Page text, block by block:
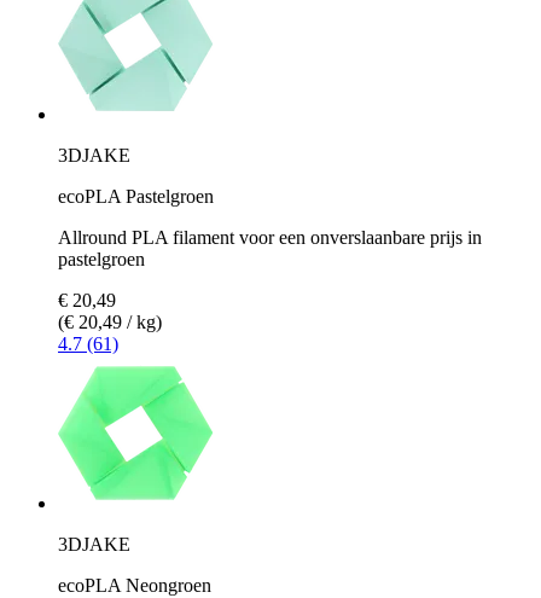
3DJAKE
ecoPLA Pastelgroen
Allround PLA filament voor een onverslaanbare prijs in
pastelgroen
€ 20,49
(€ 20,49 / kg)
4.7 (61)
3DJAKE
ecoPLA Neongroen